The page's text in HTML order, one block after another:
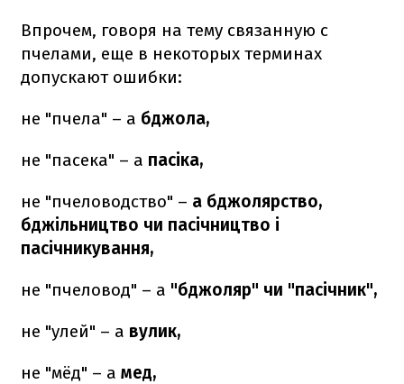
Впрочем, говоря на тему связанную с
пчелами, еще в некоторых терминах
допускают ошибки:
не "пчела" – а бджола,
не "пасека" – а пасіка,
не "пчеловодство" – а бджолярство,
бджільництво чи пасічництво і
пасічникування,
не "пчеловод" – а "бджоляр" чи "пасічник",
не "улей" – а вулик,
не "мёд" – а мед,